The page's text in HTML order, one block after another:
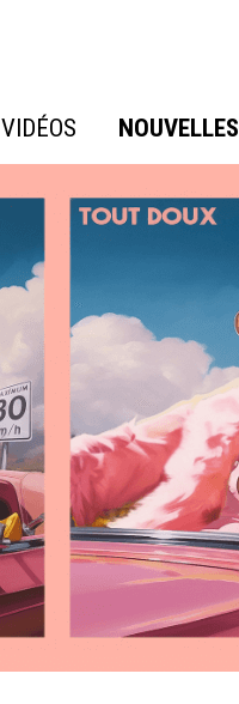
VIDÉOS NOUVELLES